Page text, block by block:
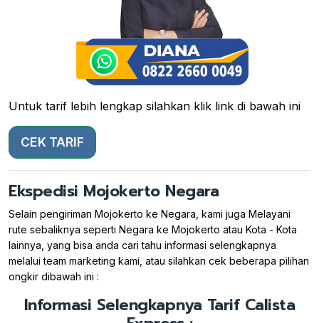
Untuk tarif lebih lengkap silahkan klik link di bawah ini
CEK TARIF
Ekspedisi Mojokerto Negara
Selain pengiriman Mojokerto ke Negara, kami juga Melayani
rute sebaliknya seperti Negara ke Mojokerto atau Kota - Kota
lainnya, yang bisa anda cari tahu informasi selengkapnya
melalui team marketing kami, atau silahkan cek beberapa pilihan
ongkir dibawah ini :
Informasi Selengkapnya Tarif Calista